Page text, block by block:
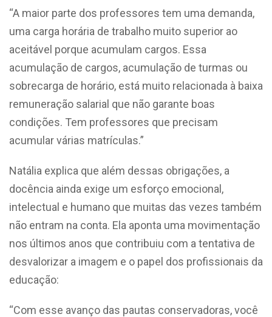
“A maior parte dos professores tem uma demanda,
uma carga horária de trabalho muito superior ao
aceitável porque acumulam cargos. Essa
acumulação de cargos, acumulação de turmas ou
sobrecarga de horário, está muito relacionada à baixa
remuneração salarial que não garante boas
condições. Tem professores que precisam
acumular várias matrículas.”
Natália explica que além dessas obrigações, a
docência ainda exige um esforço emocional,
intelectual e humano que muitas das vezes também
não entram na conta. Ela aponta uma movimentação
nos últimos anos que contribuiu com a tentativa de
desvalorizar a imagem e o papel dos profissionais da
educação:
“Com esse avanço das pautas conservadoras, você